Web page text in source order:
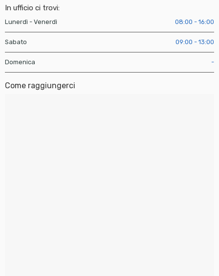
In ufficio ci trovi:
Lunerdì - Venerdì 08:00 - 16:00
Sabato 09:00 - 13:00
Domenica -
Come raggiungerci